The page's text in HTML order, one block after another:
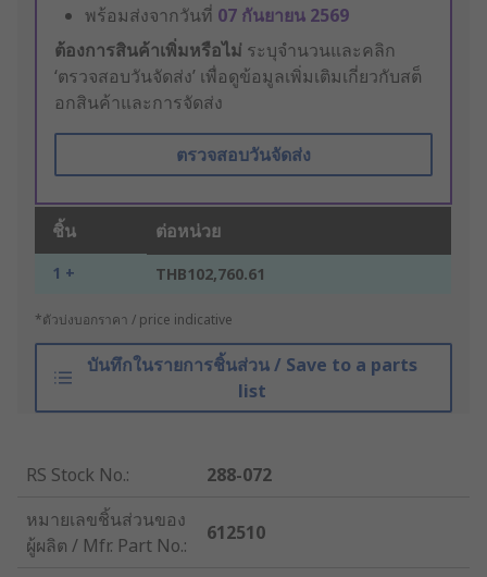
พร้อมส่งจากวันที่ 07 กันยายน 2569
ต้องการสินค้าเพิ่มหรือไม่ ระบุจำนวนและคลิก
‘ตรวจสอบวันจัดส่ง’ เพื่อดูข้อมูลเพิ่มเติมเกี่ยวกับสต็
อกสินค้าและการจัดส่ง
ตรวจสอบวันจัดส่ง
ชิ้น ต่อหน่วย
1 + THB102,760.61
*ตัวบ่งบอกราคา / price indicative
บันทึกในรายการชิ้นส่วน / Save to a parts
list
RS Stock No.:
288-072
หมายเลขชิ้นส่วนของ
ผู้ผลิต / Mfr. Part No.:
612510